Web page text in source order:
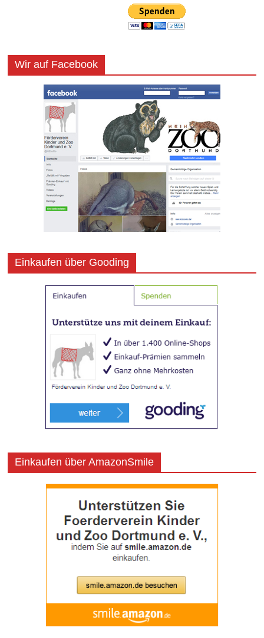
Wir auf Facebook
Einkaufen über Gooding
Einkaufen über AmazonSmile